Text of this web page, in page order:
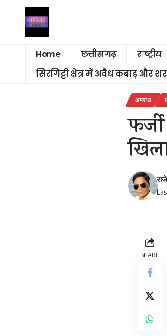
Home छत्तीसगढ़ राष्ट्रीय
सिरगिट्टी क्षेत्र में अवैध कबाड़ और
अपराध
SHARE